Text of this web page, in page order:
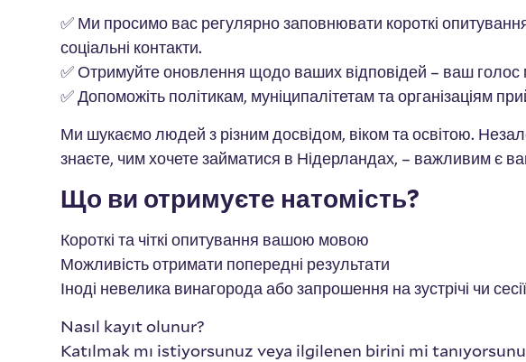
✅ Ми просимо вас регулярно заповнювати короткі
соціальні контакти.
✅ Отримуйте оновлення щодо ваших відповідей – ваш голос
✅ Допоможіть політикам, муніципалітетам та організаціям
Ми шукаємо людей з різним досвідом, віком та освітою.
знаєте, чим хочете займатися в Нідерландах, – важливим є
Що ви отримуєте натомість?
Короткі та чіткі опитування вашою мовою
Можливість отримати попередні результати
Іноді невелика винагорода або запрошення на зустрічі чи
Nasıl kayıt olunur?
Katılmak mı istiyorsunuz veya ilgilenen birini mi